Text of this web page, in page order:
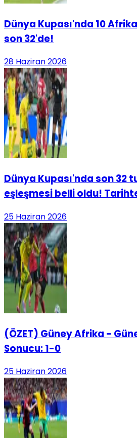
Dünya Kupası'nda 10
son 32'de!
28 Haziran 2026
Dünya Kupası'nda son 32
eşleşmesi belli oldu!
25 Haziran 2026
(ÖZET) Güney Afrika -
Sonucu: 1-0
25 Haziran 2026